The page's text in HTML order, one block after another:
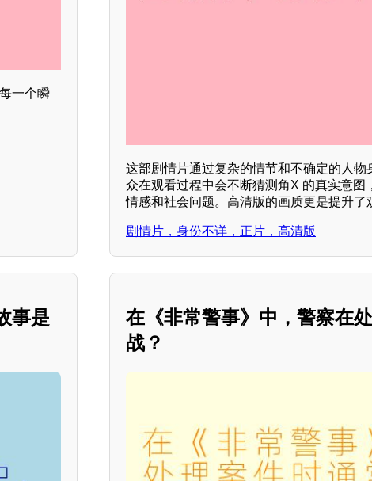
一个瞬
这部剧情片通过复杂的情节和不确定的人
众在观看过程中会不断猜测角X 的真实意
情感和社会问题。高清版的画质更是提升了
剧情片，身份不详，正片，高清版
事是
在《非常警事》中，警察在
战？